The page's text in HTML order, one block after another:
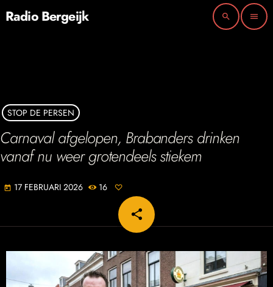
Radio Bergeijk search menu
STOP DE PERSEN
Carnaval afgelopen, Brabanders drinken
vanaf nu weer grotendeels stiekem
today 17 FEBRUARI 2026 16
share
email